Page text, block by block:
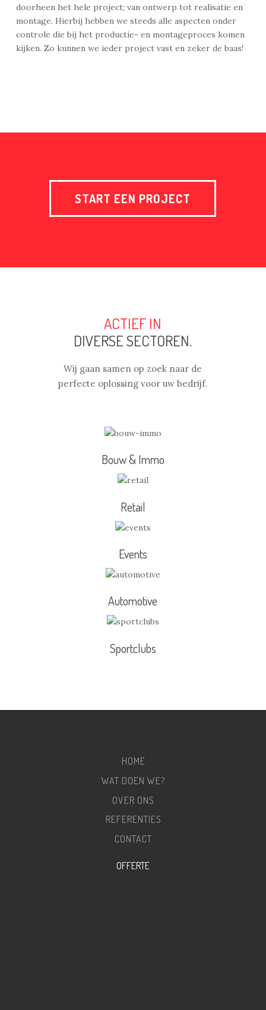
doorheen het hele project; van ontwerp tot realisatie en
montage. Hierbij hebben we steeds alle aspecten onder
controle die bij het productie- en montageproces komen
kijken. Zo kunnen we ieder project vast en zeker de baas!
START EEN PROJECT
ACTIEF IN
DIVERSE SECTOREN.
Wij gaan samen op zoek naar de
perfecte oplossing voor uw bedrijf.
Bouw & Immo
Retail
Events
Automotive
Sportclubs
HOME
WAT DOEN WE?
OVER ONS
REFERENTIES
CONTACT
OFFERTE